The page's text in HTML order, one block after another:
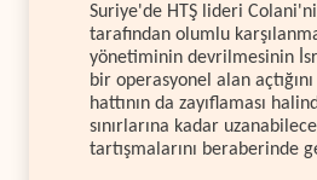
Suriye'de HTŞ lideri
tarafından olumlu
yönetiminin devrilmesinin
bir operasyonel alan
hattının da zayıflaması
sınırlarına kadar
tartışmalarını beraberinde